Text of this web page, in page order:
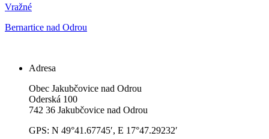
Vražné
Bernartice nad Odrou
Adresa
Obec Jakubčovice nad Odrou
Oderská 100
742 36 Jakubčovice nad Odrou
GPS: N 49°41.67745′, E 17°47.29232′